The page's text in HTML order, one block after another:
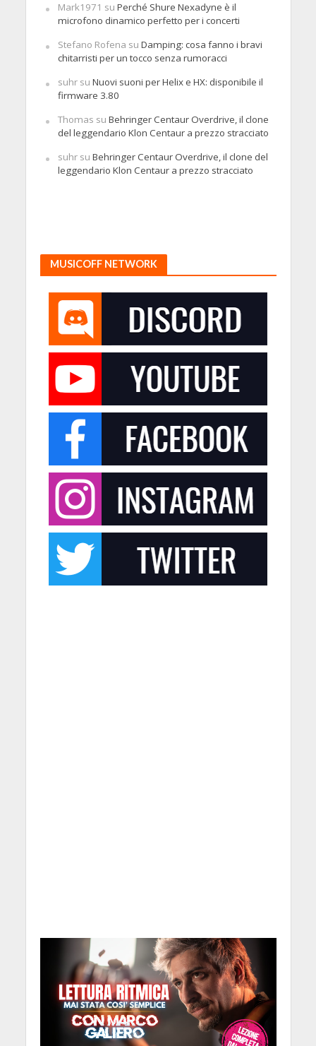
Mark1971 su Perché Shure Nexadyne è il
microfono dinamico perfetto per i concerti
Stefano Rofena su Damping: cosa fanno i bravi
chitarristi per un tocco senza rumoracci
suhrsu Nuovi suoni per Helix e HX: disponibile il
firmware 3.80
Thomas su Behringer Centaur Overdrive, il clone
del leggendario Klon Centaur a prezzo stracciato
suhrsu Behringer Centaur Overdrive, il clone del
leggendario Klon Centaur a prezzo stracciato
MUSICOFF NETWORK